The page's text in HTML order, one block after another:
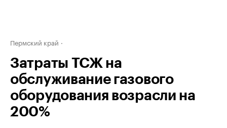
Пермский край
Затраты ТСЖ на
обслуживание газового
оборудования возрасли на
200%